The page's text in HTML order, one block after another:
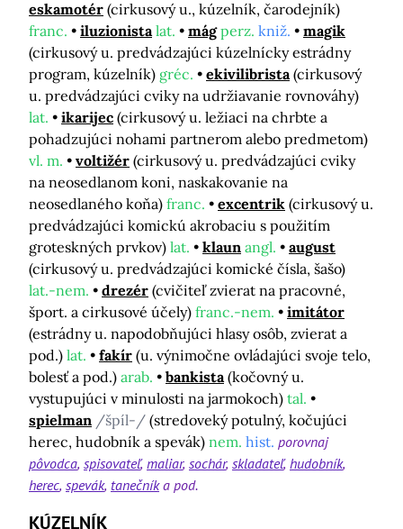
eskamotér (cirkusový u., kúzelník, čarodejník)
franc.
iluzionista lat. mág perz. kniž.
magik
(cirkusový u. predvádzajúci kúzelnícky estrádny
program, kúzelník) gréc. ekivilibrista (cirkusový
u. predvádzajúci cviky na udržiavanie rovnováhy)
lat.
ikarijec (cirkusový u. ležiaci na chrbte a
pohadzujúci nohami partnerom alebo predmetom)
vl. m.
voltižér (cirkusový u. predvádzajúci cviky
na neosedlanom koni, naskakovanie na
neosedlaného koňa) franc. excentrik (cirkusový u.
predvádzajúci komickú akrobaciu s použitím
groteskných prvkov) lat. klaun angl.
august
(cirkusový u. predvádzajúci komické čísla, šašo)
lat.-nem.
drezér (cvičiteľ zvierat na pracovné,
šport. a cirkusové účely) franc.-nem.
imitátor
(estrádny u. napodobňujúci hlasy osôb, zvierat a
pod.) lat. fakír (u. výnimočne ovládajúci svoje telo,
bolesť a pod.) arab. bankista (kočovný u.
vystupujúci v minulosti na jarmokoch) tal.
spielman /špíl-/ (stredoveký potulný, kočujúci
herec, hudobník a spevák) nem. hist. porovnaj
pôvodca spisovateľ maliar sochár skladateľ hudobník
herec spevák tanečník a pod.
KÚZELNÍK